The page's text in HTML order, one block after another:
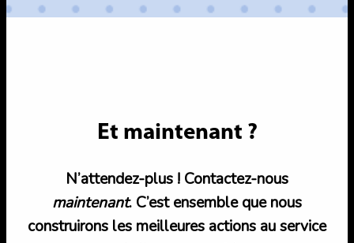
Lumière.
Et maintenant ?
N’attendez-plus ! Contactez-nous
maintenant. C’est ensemble que nous
construirons les meilleures actions au service